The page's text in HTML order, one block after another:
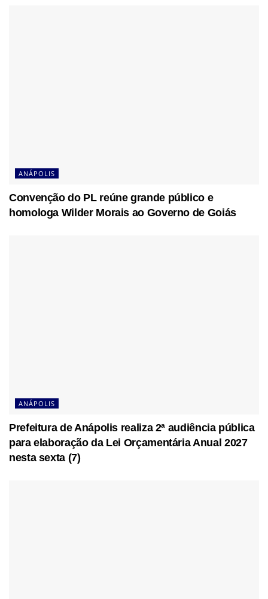
ANÁPOLIS
Convenção do PL reúne grande público e
homologa Wilder Morais ao Governo de Goiás
ANÁPOLIS
Prefeitura de Anápolis realiza 2ª audiência pública
para elaboração da Lei Orçamentária Anual 2027
nesta sexta (7)